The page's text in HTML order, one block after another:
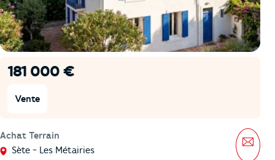
181 000 €
Vente
Achat Terrain
Sète - Les Métairies